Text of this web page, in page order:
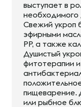
выступает в
необходимого
Свежий укроп
эфирными
PP, а также
Душистый
фитотерапии
пищеварение.
или рыбное